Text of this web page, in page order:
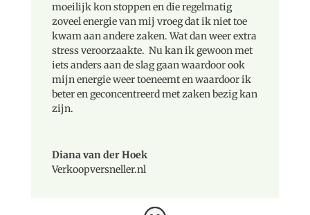
moeilijk kon stoppen en die regelmatig
zoveel energie van mij vroeg dat ik niet toe
kwam aan andere zaken. Wat dan weer extra
stress veroorzaakte. Nu kan ik gewoon met
iets anders aan de slag gaan waardoor ook
mijn energie weer toeneemt en waardoor ik
beter en geconcentreerd met zaken bezig kan
zijn.
Diana van der Hoek
Verkoopversneller.nl